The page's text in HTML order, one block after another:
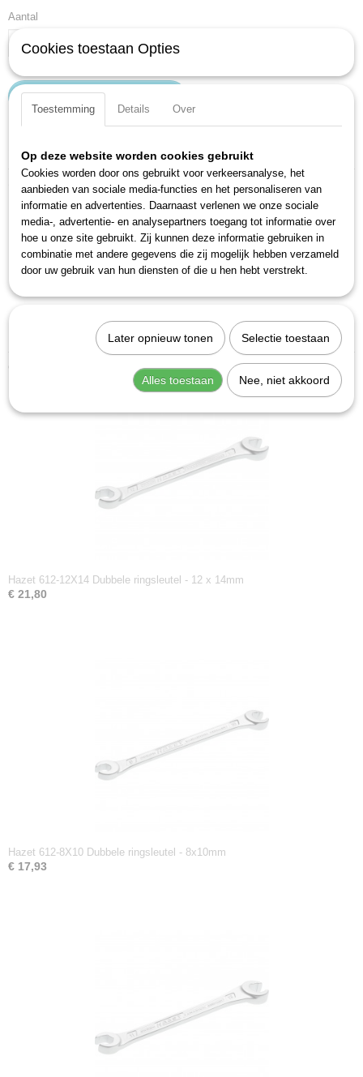
Aantal
IN WINKELWAGEN
Specificaties
Productcode
612N-11X13
4000896025435
Productcode leverancier
612N-11X13
Omschrijving
Voor schroefverbindingen van leidingen
Versterkte uitvoering
Licht doorgezet
Met zeskant
Made in Germany
Hazet 612-12X14 Dubbele ringsleutel - 12 x 14mm
€ 21,80
Hazet 612-8X10 Dubbele ringsleutel - 8x10mm
€ 17,93
Cookies toestaan Opties
Toestemming Details Over
Op deze website worden cookies gebruikt
Cookies worden door ons gebruikt voor verkeersanalyse, het
aanbieden van sociale media-functies en het personaliseren van
informatie en advertenties. Daarnaast verlenen we onze sociale
media-, advertentie- en analysepartners toegang tot informatie over
hoe u onze site gebruikt. Zij kunnen deze informatie gebruiken in
combinatie met andere gegevens die zij mogelijk hebben verzameld
door uw gebruik van hun diensten of die u hen hebt verstrekt.
Later opnieuw tonen Selectie toestaan
Alles toestaan Nee, niet akkoord